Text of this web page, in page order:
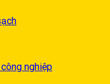
nghiệp